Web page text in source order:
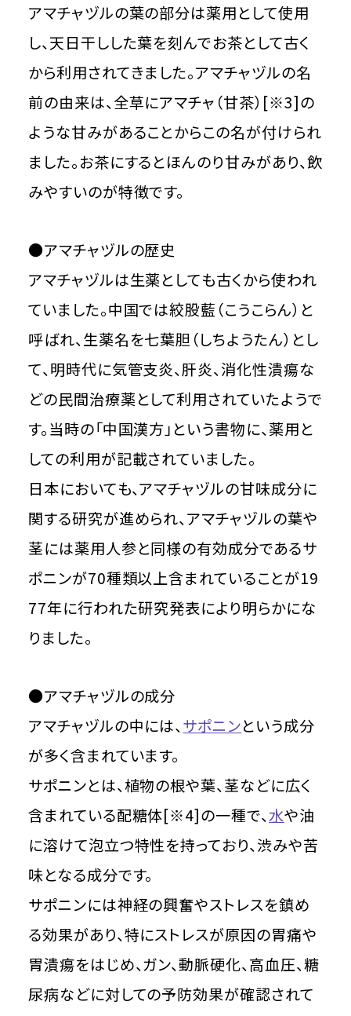
アマチャヅルの葉の部分は薬用として使用
し、天日干しした葉を刻んでお茶として古く
から利用されてきました。アマチャヅルの名
前の由来は、全草にアマチャ（甘茶）[※3]の
ような甘みがあることからこの名が付けられ
ました。お茶にするとほんのり甘みがあり、飲
みやすいのが特徴です。
●アマチャヅルの歴史
アマチャヅルは生薬としても古くから使われ
ていました。中国では絞股藍（こうこらん）と
呼ばれ、生薬名を七葉胆（しちようたん）とし
て、明時代に気管支炎、肝炎、消化性潰瘍な
どの民間治療薬として利用されていたようで
す。当時の「中国漢方」という書物に、薬用と
しての利用が記載されていました。
日本においても、アマチャヅルの甘味成分に
関する研究が進められ、アマチャヅルの葉や
茎には薬用人参と同様の有効成分であるサ
ポニンが70種類以上含まれていることが19
77年に行われた研究発表により明らかにな
りました。
●アマチャヅルの成分
アマチャヅルの中には、サポニンという成分
が多く含まれています。
サポニンとは、植物の根や葉、茎などに広く
含まれている配糖体[※4]の一種で、水や油
に溶けて泡立つ特性を持っており、渋みや苦
味となる成分です。
サポニンには神経の興奮やストレスを鎮め
る効果があり、特にストレスが原因の胃痛や
胃潰瘍をはじめ、ガン、動脈硬化、高血圧、糖
尿病などに対しての予防効果が確認されて